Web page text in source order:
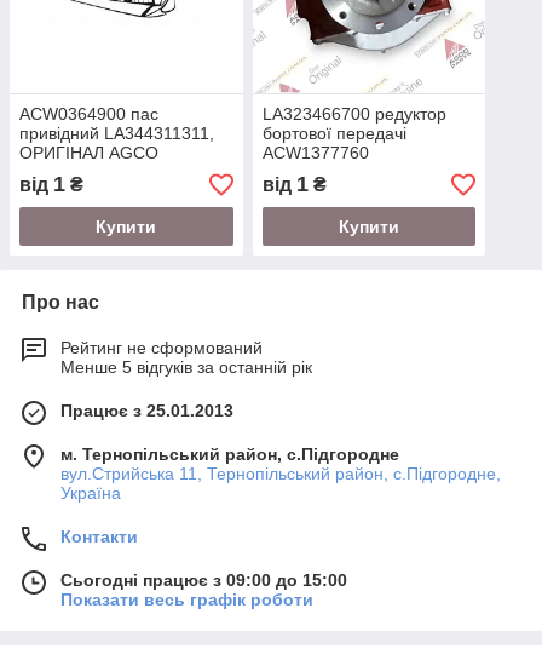
ACW0364900 пас
привідний LA344311311,
ОРИГІНАЛ AGCO
від 1 ₴
Купити
LA323466700 редуктор
бортової передачі
ACW1377760
(LA323466800),
ОРИГІНАЛ AGCO
від 1₴
Купити
Про нас
Рейтинг не сформований
Менше 5 відгуків за останній рік
Працює з 25.01.2013
м. Тернопільський район, с.Підгородне
вул.Стрийська 11, Тернопільський район, с.Підгородне,
Україна
Контакти
Сьогодні працює з 09:00 до 15:00
Показати весь графік роботи